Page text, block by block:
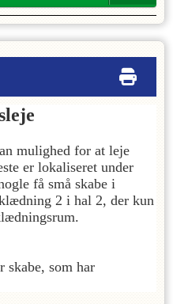
mulighed for at leje
er lokaliseret under
få små skabe i
2 i hal 2, der kun
skabe, som har